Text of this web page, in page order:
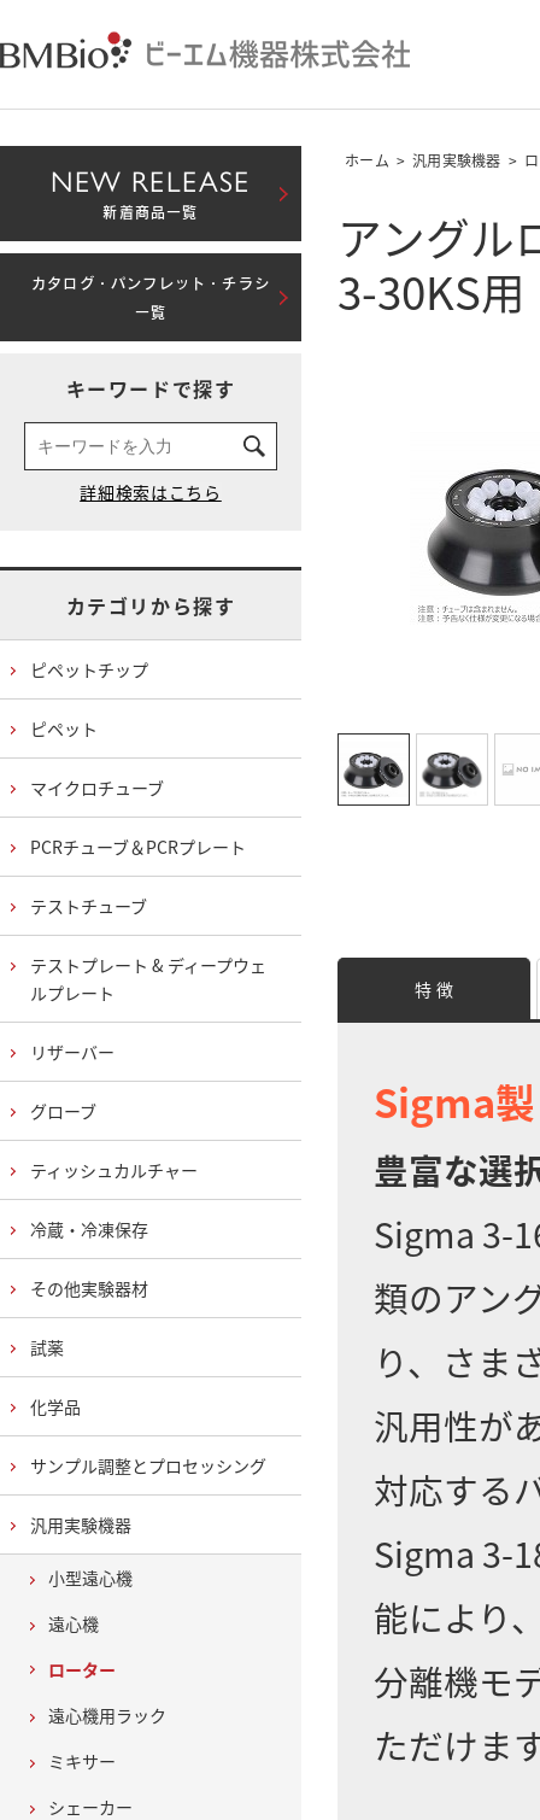
ホーム > 汎用実験機器 >
アングル
3-30KS用
特 徴
Sigma
豊富な選
Sigma 3-
類のアン
り、さま
汎用性が
対応する
Sigma 3-
能により
分離機モ
ただけま
NEW RELEASE
新着商品一覧
カタログ・パンフレット・チラシ
一覧
キーワードで探す
カテゴリから探す
ピペットチップ
ピペット
マイクロチューブ
PCRチューブ＆PCRプレート
テストチューブ
テストプレート & ディープウェ
ルプレート
リザーバー
グローブ
ティッシュカルチャー
冷蔵・冷凍保存
その他実験器材
試薬
化学品
サンプル調整とプロセッシング
汎用実験機器
小型遠心機
遠心機
ローター
遠心機用ラック
ミキサー
シェーカー